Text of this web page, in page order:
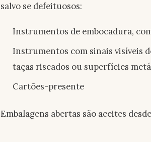
salvo se defeituosos:
Instrumentos de embocadura,
Instrumentos com sinais visíveis
taças riscados ou superfícies
Cartões-presente
Embalagens abertas são aceites